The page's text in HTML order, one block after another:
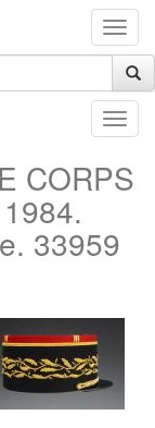
CORPS
33959